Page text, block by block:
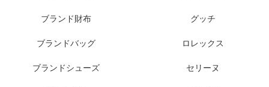
ブランド財布
ブランドバッグ
ブランドシューズ
グッチ
ロレックス
セリーヌ